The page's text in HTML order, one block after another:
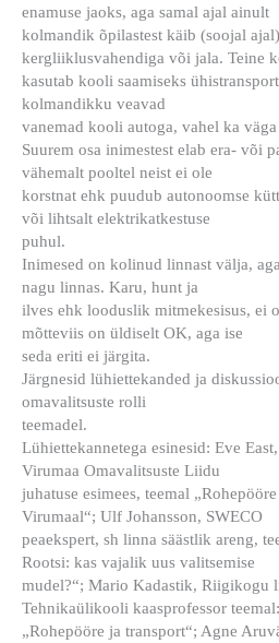
enamuse jaoks, aga samal ajal ainult
kolmandik õpilastest käib (soojal
kergliiklusvahendiga või jala. Teine
kasutab kooli saamiseks
kolmandikku veavad
vanemad kooli autoga, vahel ka
Suurem osa inimestest elab era- või
vähemalt pooltel neist ei ole
korstnat ehk puudub autonoomse
või lihtsalt elektrikatkestuse
puhul.
Inimesed on kolinud linnast välja,
nagu linnas. Karu, hunt ja
ilves ehk looduslik mitmekesisus, ei
mõtteviis on üldiselt OK, aga ise
seda eriti ei järgita.
Järgnesid lühiettekanded ja
omavalitsuste rolli
teemadel.
Lühiettekannetega esinesid: Eve
Virumaa Omavalitsuste Liidu
juhatuse esimees, teemal
Virumaal“; Ulf Johansson, SWECO
peaekspert, sh linna säästlik areng,
Rootsi: kas vajalik uus valitsemise
mudel?“; Mario Kadastik, Riigikogu
Tehnikaülikooli kaasprofessor teemal:
„Rohepööre ja transport“; Agne